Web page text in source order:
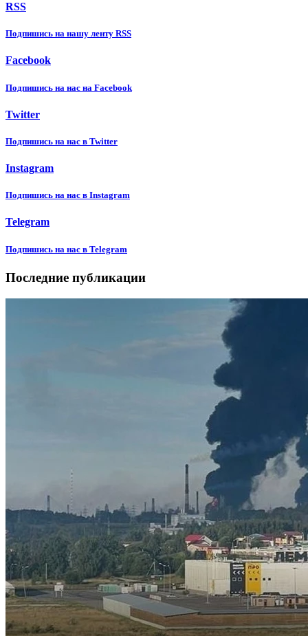
RSS
Подпишиcь на нашу ленту RSS
Facebook
Подпишиcь на нас на Facebook
Twitter
Подпишиcь на нас в Twitter
Instagram
Подпишиcь на нас в Instagram
Telegram
Подпишиcь на нас в Telegram
Последние публикации